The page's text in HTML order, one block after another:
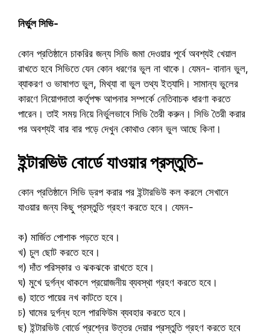
নির্ভুল সিভি-
কোন প্রতিষ্ঠানে চাকরির জন্য সিভি জমা দেওয়ার পূর্বে অবশ্যই খেয়াল
রাখতে হবে সিভিতে যেন কোন ধরণের ভুল না থাকে। যেমন- বানান ভুল,
ব্যাকরণ ও ভাষাগত ভুল, মিথ্যা বা ভুল তথ্য ইত্যাদি। সামান্য ভুলের
কারণে নিয়োগদাতা কর্তৃপক্ষ আপনার সম্পর্কে নেতিবাচক ধারণা করতে
পারেন। তাই সময় নিয়ে নির্ভুলভাবে সিভি তৈরী করুন। সিভি তৈরী করার
পর অবশ্যই বার বার পড়ে দেখুন কোথাও কোন ভুল আছে কিনা।
ইন্টারভিউ বোর্ডে যাওয়ার প্রস্তুতি-
কোন প্রতিষ্ঠানে সিভি ড্রপ করার পর ইন্টারভিউ কল করলে সেখানে
যাওয়ার জন্য কিছু প্রস্তুতি গ্রহণ করতে হবে। যেমন-
ক) মার্জিত পোশাক পড়তে হবে।
খ) চুল ছোট করতে হবে।
গ) দাঁত পরিস্কার ও ঝকঝকে রাখতে হবে।
ঘ) মুখে দুর্গন্ধ থাকলে প্রয়োজনীয় ব্যবস্থা গ্রহণ করতে হবে।
ঙ) হাতে পায়ের নখ কাটতে হবে।
চ) ঘামের দুর্গন্ধ হলে পারফিউম ব্যবহার করতে হবে।
ছ) ইন্টারভিউ বোর্ডে প্রশ্নের উত্তর দেয়ার প্রস্তুতি গ্রহণ করতে হবে